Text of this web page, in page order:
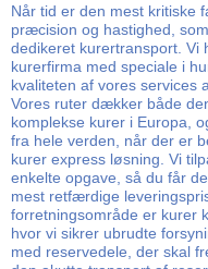
Når tid er den mest kritiske
præcision og hastighed,
dedikeret kurertransport. Vi
kurerfirma med speciale i
kvaliteten af vores services
Vores ruter dækker både
komplekse kurer i Europa,
fra hele verden, når der er
kurer express løsning. Vi
enkelte opgave, så du får
mest retfærdige
forretningsområde er kurer
hvor vi sikrer ubrudte
med reservedele, der skal